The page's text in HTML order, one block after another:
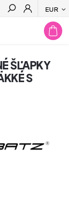
EUR
Hľadať
ŠĽAPKY
S